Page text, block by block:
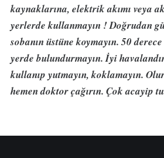
kaynaklarına, elektrik akımı veya
yerlerde kullanmayın ! Doğrudan
sobanın üstüne koymayın. 50
yerde bulundurmayın. İyi
kullanıp yutmayın, koklamayın.
hemen doktor çağırın. Çok acayip